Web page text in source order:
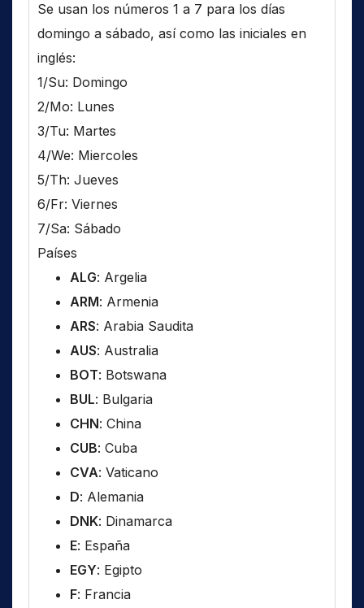
Se usan los números 1 a 7 para los días
domingo a sábado, así como las iniciales en
inglés:
1/Su: Domingo
2/Mo: Lunes
3/Tu: Martes
4/We: Miercoles
5/Th: Jueves
6/Fr: Viernes
7/Sa: Sábado
Países
ALG: Argelia
ARM: Armenia
ARS: Arabia Saudita
AUS: Australia
BOT: Botswana
BUL: Bulgaria
CHN: China
CUB: Cuba
CVA: Vaticano
D: Alemania
DNK: Dinamarca
E: España
EGY: Egipto
F: Francia